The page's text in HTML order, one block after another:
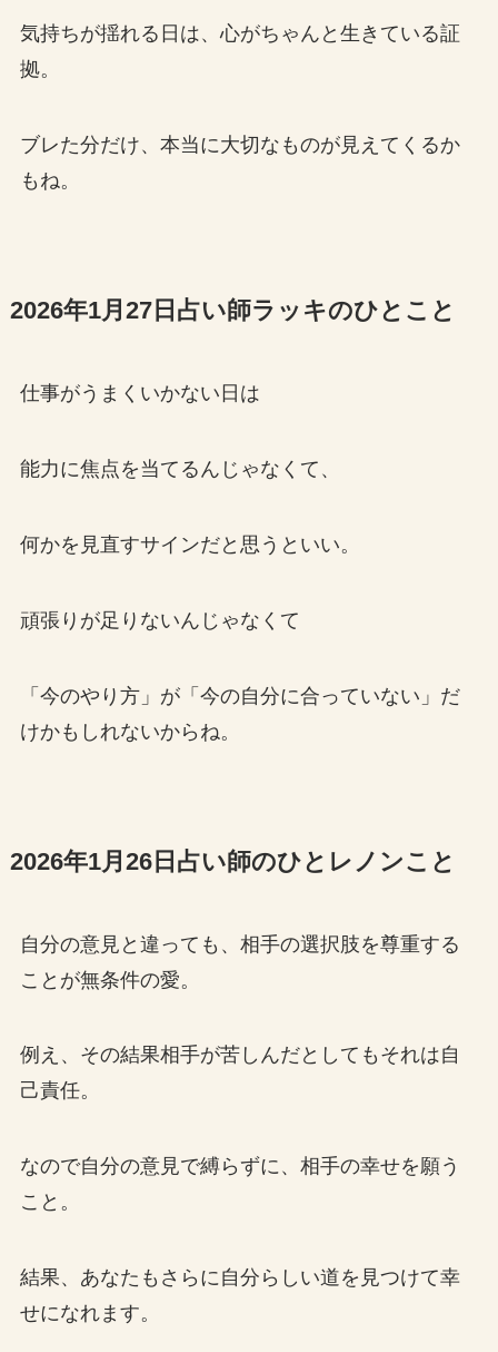
気持ちが揺れる日は、心がちゃんと生きている証
拠。
ブレた分だけ、本当に大切なものが見えてくるか
もね。
2026年1月27日占い師ラッキのひとこと
仕事がうまくいかない日は
能力に焦点を当てるんじゃなくて、
何かを見直すサインだと思うといい。
頑張りが足りないんじゃなくて
「今のやり方」が「今の自分に合っていない」だ
けかもしれないからね。
2026年1月26日占い師のひとレノンこと
自分の意見と違っても、相手の選択肢を尊重する
ことが無条件の愛。
例え、その結果相手が苦しんだとしてもそれは自
己責任。
なので自分の意見で縛らずに、相手の幸せを願う
こと。
結果、あなたもさらに自分らしい道を見つけて幸
せになれます。